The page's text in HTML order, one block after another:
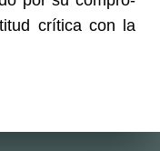
crí­ti­ca con la